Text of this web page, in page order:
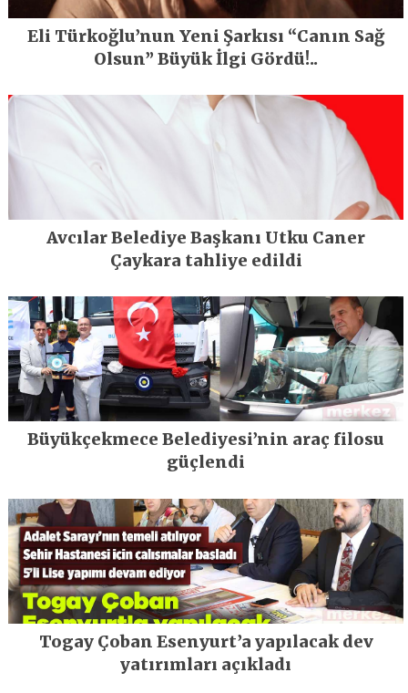
Eli Türkoğlu’nun Yeni Şarkısı “Canın Sağ
Olsun” Büyük İlgi Gördü!..
Avcılar Belediye Başkanı Utku Caner
Çaykara tahliye edildi
Büyükçekmece Belediyesi’nin araç filosu
güçlendi
Togay Çoban Esenyurt’a yapılacak dev
yatırımları açıkladı